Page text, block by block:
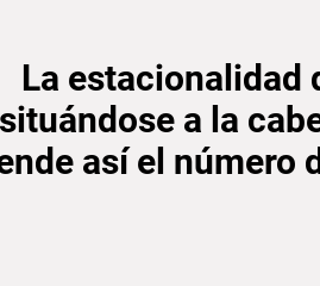
La estacionalidad
situándose a la
así el número